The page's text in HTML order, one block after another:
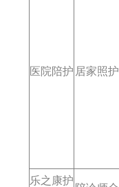
医院陪护 居家照护
乐之康护